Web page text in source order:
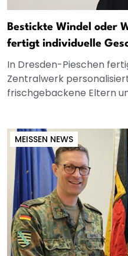
Bestickte Windel oder
fertigt individuelle
In Dresden-Pieschen
Zentralwerk
frischgebackene Eltern
MEISSEN NEWS